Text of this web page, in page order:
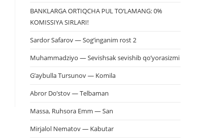
BANKLARGA ORTIQCHA PUL TO‘LAMANG: 0%
KOMISSIYA SIRLARI!
Sardor Safarov — Sog’inganim rost 2
Muhammadziyo — Sevishsak sevishib qo’yorasizmi
G’aybulla Tursunov — Komila
Abror Do’stov — Telbaman
Massa, Ruhsora Emm — San
Mirjalol Nematov — Kabutar